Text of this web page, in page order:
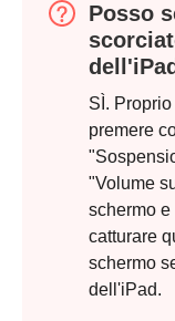
Posso
SÌ.
premere
"Volume
schermo e
catturare
schermo
dell'iPad.